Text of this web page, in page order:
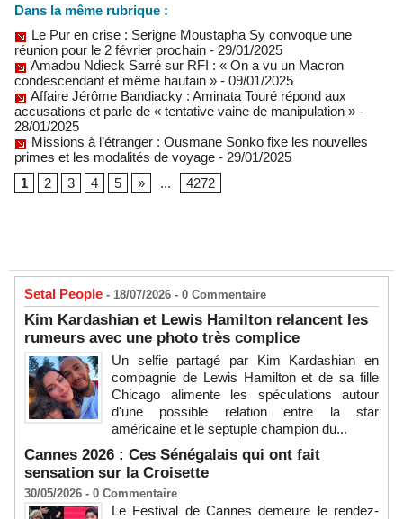
Dans la même rubrique :
Le Pur en crise : Serigne Moustapha Sy convoque une
réunion pour le 2 février prochain - 29/01/2025
Amadou Ndieck Sarré sur RFI : « On a vu un Macron
condescendant et même hautain » - 09/01/2025
Affaire Jérôme Bandiacky : Aminata Touré répond aux
accusations et parle de « tentative vaine de manipulation » -
28/01/2025
Missions à l’étranger : Ousmane Sonko fixe les nouvelles
primes et les modalités de voyage - 29/01/2025
1
2 3 4 5 » ... 4272
Setal People - 18/07/2026 - 0 Commentaire
Kim Kardashian et Lewis Hamilton relancent les
rumeurs avec une photo très complice
Un selfie partagé par Kim Kardashian en
compagnie de Lewis Hamilton et de sa fille
Chicago alimente les spéculations autour
d'une possible relation entre la star
américaine et le septuple champion du...
Cannes 2026 : Ces Sénégalais qui ont fait
sensation sur la Croisette
30/05/2026 - 0 Commentaire
Le Festival de Cannes demeure le rendez-